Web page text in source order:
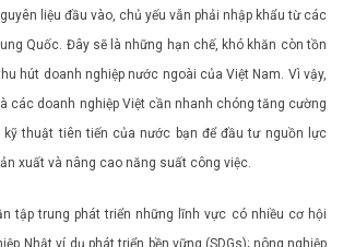
liệu đầu vào, chủ yếu vẫn phải nhập khẩu từ các
Quốc. Đây sẽ là những hạn chế, khó khăn còn tồn
hút doanh nghiệp nước ngoài của Việt Nam. Vì vậy,
các doanh nghiệp Việt cần nhanh chóng tăng cường
kỹ thuật tiên tiến của nước bạn để đầu tư nguồn lực
xuất và nâng cao năng suất công việc.
tập trung phát triển những lĩnh vực có nhiều cơ hội
Nhật ví dụ phát triển bền vững (SDGs); nông nghiệp